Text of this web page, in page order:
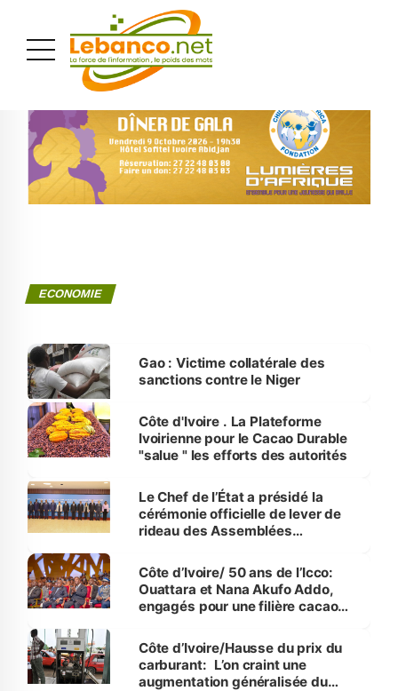
ECONOMIE
Gao : Victime collatérale des
sanctions contre le Niger
Côte d'Ivoire . La Plateforme
Ivoirienne pour le Cacao Durable
"salue " les efforts des autorités
Le Chef de l’État a présidé la
cérémonie officielle de lever de
rideau des Assemblées
Banque Mondiale
Côte d’Ivoire/ 50 ans de l’Icco:
Ouattara et Nana Akufo Addo,
engagés pour une filière cacao
Côte d’Ivoire/Hausse du prix du
carburant: L’on craint une
augmentation généralisée du